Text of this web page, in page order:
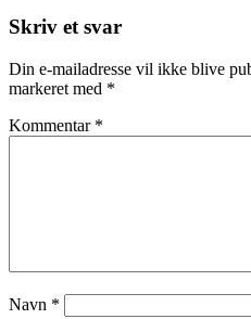
Skriv et svar
Din e-mailadresse vil ikke blive
markeret med *
Kommentar *
Navn *